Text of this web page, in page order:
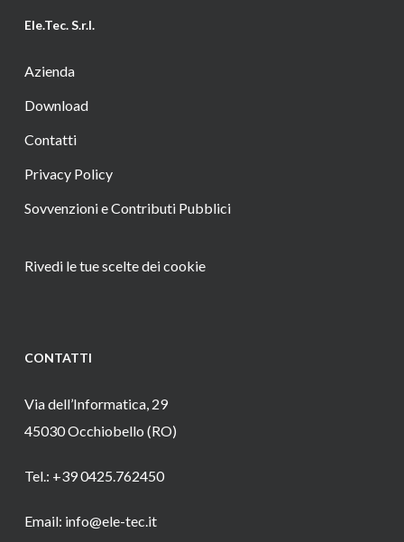
Ele.Tec. S.r.l.
Azienda
Download
Contatti
Privacy Policy
Sovvenzioni e Contributi Pubblici
Rivedi le tue scelte dei cookie
CONTATTI
Via dell’Informatica, 29
45030 Occhiobello (RO)
Tel.: +39 0425.762450
Email: info@ele-tec.it